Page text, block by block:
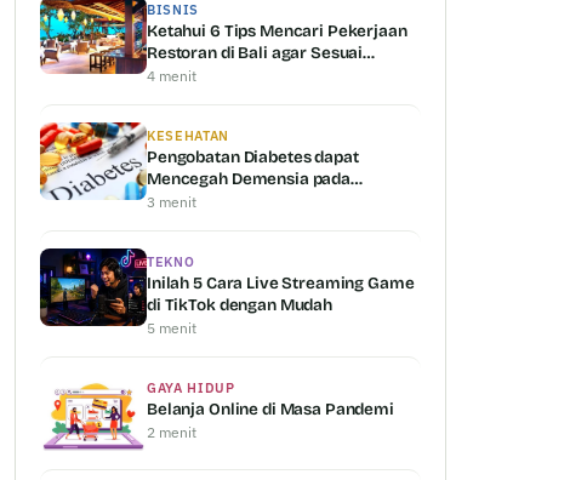
BISNIS
Ketahui 6 Tips Mencari Pekerjaan
Restoran di Bali agar Sesuai
dengan Kemampuan Anda
4 menit
KESEHATAN
Pengobatan Diabetes dapat
Mencegah Demensia pada
Penderita Alzheimer, Kok Bisa?!
3 menit
TEKNO
Inilah 5 Cara Live Streaming Game
di TikTok dengan Mudah
5 menit
GAYA HIDUP
Belanja Online di Masa Pandemi
2 menit